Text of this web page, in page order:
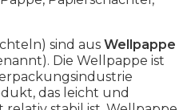
sind aus Wellpappe
Die Wellpappe ist
das leicht und